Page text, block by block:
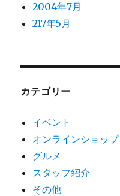
2004年7月
217年5月
カテゴリー
イベント
オンラインショップ
グルメ
スタッフ紹介
その他